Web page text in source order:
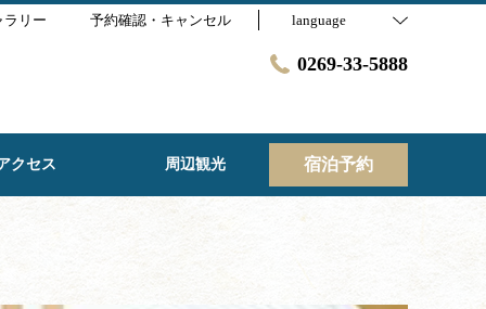
ラリー 予約確認・キャンセル language
0269-33-5888
クセス 周辺観光 宿泊予約